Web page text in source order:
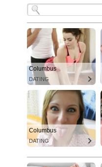
Columbus
DATING
Columbus
DATING